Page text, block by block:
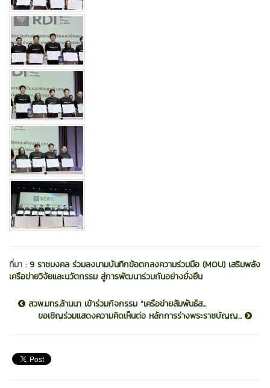
ที่มา :9 ราชมงคล ร่วมลงนามบันทึกข้อตกลงความร่วมมือ (MOU) เสริมพลัง
เครือข่ายวิจัยและนวัตกรรม สู่การพัฒนาร่วมกันอย่างยั่งยืน
สวพ.มทร.ล้านนา เข้าร่วมกิจกรรม “เครือข่ายสัมพันธ์ส...
ขอเชิญร่วมแสดงความคิดเห็นต่อ หลักการร่างพระราชบัญญ...